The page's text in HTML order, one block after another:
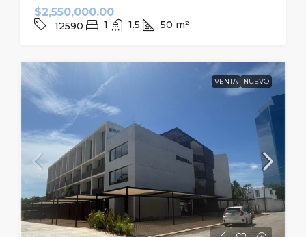
$2,550,000.00
12590 1 1.5 50 m²
VENTA NUEVO